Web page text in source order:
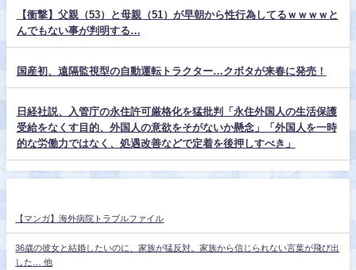
【衝撃】父親（53）と母親（51）が早朝から性行為してるｗｗｗｗと
んでもない事が判明する…
国産初、遠隔監視型の自動運転トラクター…クボタが来春に発売！
日経社説、入管庁の永住許可厳格化を猛批判「永住外国人の生活保護
受給をなくす目的、外国人の意欲をそがないか懸念」「外国人を一時
的な労働力ではなく、処遇改善などで定着を後押しすべき」
【マンガ】海外病院トラブルファイル
36歳の彼女と結婚したいのに、家族が猛反対。家族から信じられない言葉が飛び出
した… 他